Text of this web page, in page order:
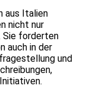
aus Italien
nicht nur
Sie forderten
auch in der
und